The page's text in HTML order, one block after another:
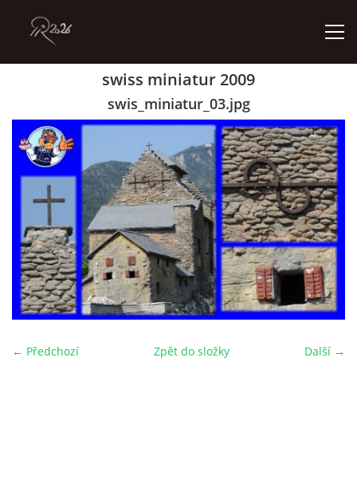
GALERIE
KONTAKT
© 2026 eStránky.cz
swiss miniatur 2009
swis_miniatur_03.jpg
← Předchozí Další →
Zpět do složky